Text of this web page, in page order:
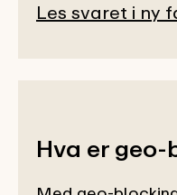
Les svaret i ny
Hva er